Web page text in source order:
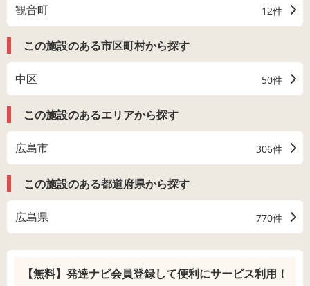
観音町 12件
この施設のある市区町村から探す
中区 50件
この施設のあるエリアから探す
広島市 306件
この施設のある都道府県から探す
広島県 770件
【無料】発達ナビ会員登録して便利にサービス利用！